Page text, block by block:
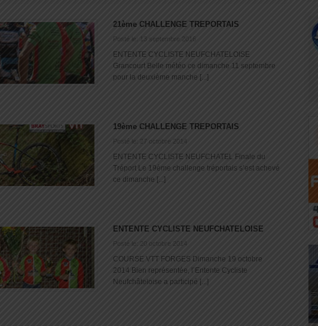
21ème CHALLENGE TREPORTAIS
Posté le: 13 septembre 2016
ENTENTE CYCLISTE NEUFCHATELOISE
Grancourt Belle météo ce dimanche 11 septembre
pour la deuxième manche [...]
19ème CHALLENGE TREPORTAIS
Posté le: 27 octobre 2014
ENTENTE CYCLISTE NEUFCHATEL Finale du
Tréport Le 19ème challenge tréportais s’est achevé
ce dimanche [...]
ENTENTE CYCLISTE NEUFCHATELOISE
Posté le: 20 octobre 2014
COURSE VTT FORGES Dimanche 19 octobre
2014 Bien représentée, l’Entente Cycliste
Neufchâteloise a participé [...]